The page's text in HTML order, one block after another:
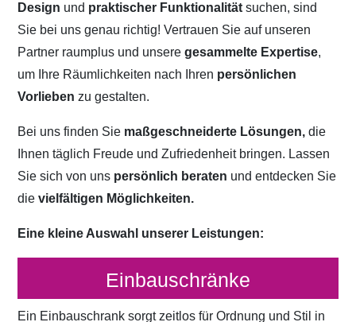
Design und praktischer Funktionalitätsuchen, sind
Sie bei uns genau richtig! Vertrauen Sie auf unseren
Partner raumplus und unseregesammelte Expertise,
um Ihre Räumlichkeiten nach Ihren persönlichen
Vorliebenzu gestalten.
Bei uns finden Sie maßgeschneiderte Lösungen, die
Ihnen täglich Freude und Zufriedenheit bringen. Lassen
Sie sich von uns persönlich beraten und entdecken Sie
dievielfältigen Möglichkeiten.
Eine kleine Auswahl unserer Leistungen:
Einbauschränke
Ein Einbauschrank sorgt zeitlos für Ordnung und Stil in